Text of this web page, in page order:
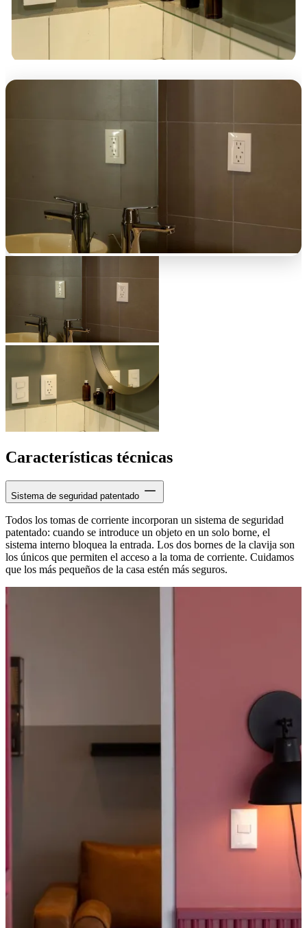
Características técnicas
Sistema de seguridad patentado
Todos los tomas de corriente incorporan un sistema de seguridad
patentado: cuando se introduce un objeto en un solo borne, el
sistema interno bloquea la entrada. Los dos bornes de la clavija son
los únicos que permiten el acceso a la toma de corriente. Cuidamos
que los más pequeños de la casa estén más seguros.